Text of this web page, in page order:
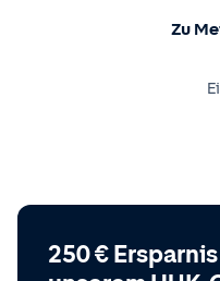
Zu
250 €